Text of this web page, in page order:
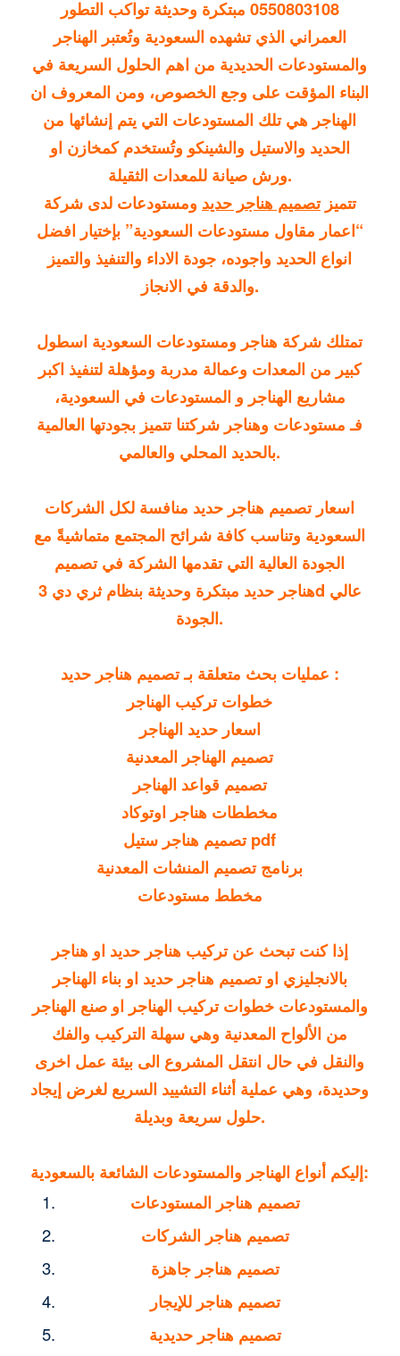
0550803108 مبتكرة وحديثة تواكب التطور
العمراني الذي تشهده السعودية وتُعتبر الهناجر
والمستودعات الحديدية من اهم الحلول السريعة في
البناء المؤقت على وجع الخصوص، ومن المعروف ان
الهناجر هي تلك المستودعات التي يتم إنشائها من
الحديد والاستيل والشينكو وتُستخدم كمخازن او
ورش صيانة للمعدات الثقيلة.
تتميزتصميم هناجر حديد ومستودعات لدى شركة
“اعمار مقاول مستودعات السعودية” بإختيار افضل
انواع الحديد واجوده، جودة الاداء والتنفيذ والتميز
والدقة في الانجاز.
تمتلك شركة هناجر ومستودعات السعودية اسطول
كبير من المعدات وعمالة مدربة ومؤهلة لتنفيذ اكبر
مشاريع الهناجر و المستودعات في السعودية،
فـمستودعات وهناجر شركتنا تتميز بجودتها العالمية
بالحديد المحلي والعالمي.
اسعار تصميم هناجر حديد منافسة لكل الشركات
السعودية وتناسب كافة شرائح المجتمع متماشيةً مع
الجودة العالية التي تقدمها الشركة فيتصميم
هناجر
حديد مبتكرة وحديثة بنظام ثري دي 3d عالي
الجودة.
عمليات بحث متعلقة بـ تصميم هناجر حديد :
خطوات تركيب الهناجر
اسعار حديد الهناجر
تصميم الهناجر المعدنية
تصميم قواعد الهناجر
مخططات هناجر اوتوكاد
تصميم هناجر ستيل pdf
برنامج تصميم المنشات المعدنية
مخطط مستودعات
إذا كنت تبحث عن تركيب هناجر حديد او هناجر
بالانجليزي او تصميم هناجر حديد اوبناء الهناجر
والمستودعات خطوات تركيب الهناجر او صنع الهناجر
من الألواح المعدنية وهي سهلة التركيب والفك
والنقل في حال انتقل المشروع الى بيئة عمل اخرى
وحديدة، وهي عملية أثناء التشييد السريع لغرض إيجاد
حلول سريعة وبديلة.
إليكم أنواع الهناجر والمستودعات الشائعة بالسعودية:
تصميم هناجر المستودعات
تصميم هناجر الشركات
تصميم هناجر جاهزة
تصميم هناجر للإيجار
تصميم هناجر حديدية